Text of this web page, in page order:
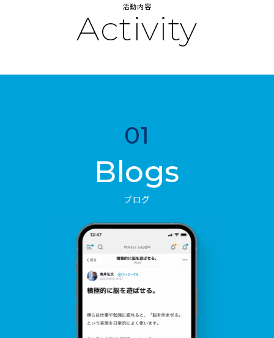
活動内容
Activity
01
Blogs
ブログ